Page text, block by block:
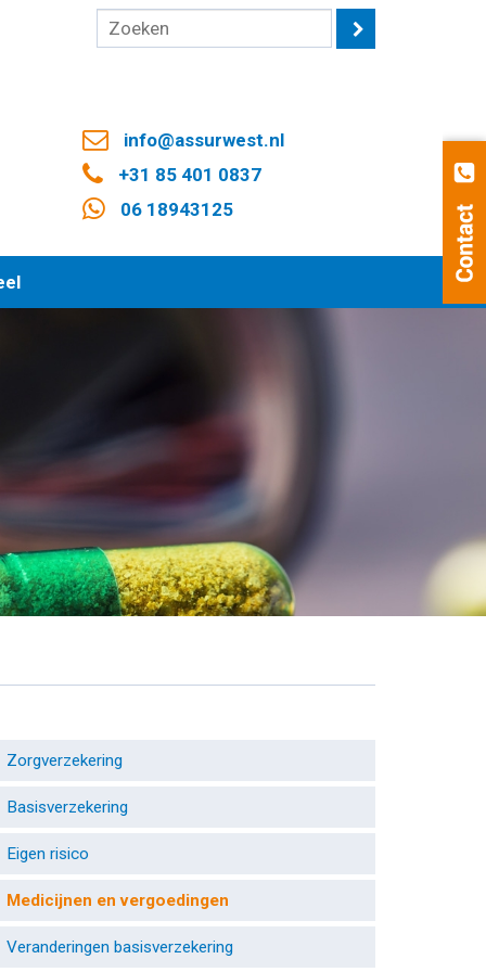
info@assurwest.nl
+31 85 401 0837
06 18943125
Zorgverzekering
Basisverzekering
Eigen risico
Medicijnen en vergoedingen
Veranderingen basisverzekering